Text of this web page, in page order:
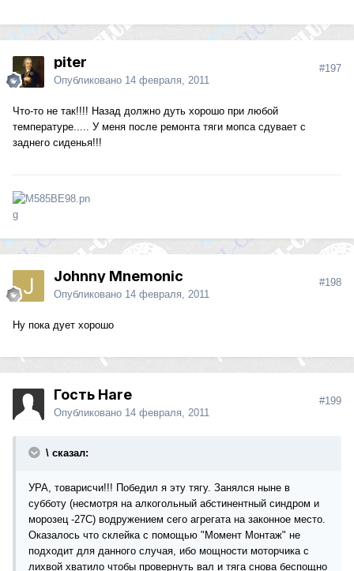
piter
Опубликовано 14 февраля, 2011
#197
Что-то не так!!!! Назад должно дуть хорошо при любой
температуре..... У меня после ремонта тяги мопса сдувает с
заднего сиденья!!!
Johnny Mnemonic
Опубликовано 14 февраля, 2011
#198
Ну пока дует хорошо
Гость Hare
Опубликовано 14 февраля, 2011
#199
\ сказал:
УРА, товарисчи!!! Победил я эту тягу. Занялся ныне в
субботу (несмотря на алкогольный абстинентный синдром и
морозец -27С) водружением сего агрегата на законное место.
Оказалось что склейка с помощью "Момент Монтаж" не
подходит для данного случая, ибо мощности моторчика с
лихвой хватило чтобы провернуть вал и тяга снова беспощно